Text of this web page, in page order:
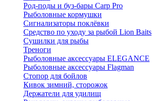
Род-поды и буз-бары Carp Pro
Рыболовные кормушки
Сигнализаторы поклёвки
Средство по уходу за рыбой Lion Baits
Сушилки для рыбы
Треноги
Рыболовные аксессуары ELEGANCE
Рыболовные аксессуары Flagman
Стопор для бойлов
Кивок зимний, сторожок
Держатели для удилищ